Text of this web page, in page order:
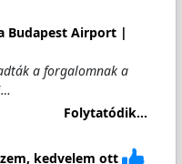
Budapest Airport |
a forgalomnak a
Folytatódik...
kedvelem ott